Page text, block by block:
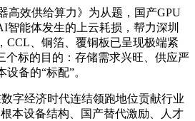
效供给算力》为从题，国产GPU
能体发生的上云耗损，帮力深圳
CCL、铜箔、覆铜板已呈现极端紧
个标的目的：存储需求兴旺、供应严
备的“标配”。
字经济时代连结领跑地位贡献行业
本设备结构、国产替代激励、人才